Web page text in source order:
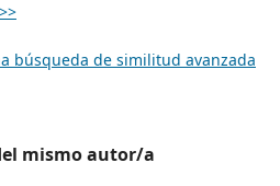
>>
búsqueda de similitud avanzada
mismo autor/a